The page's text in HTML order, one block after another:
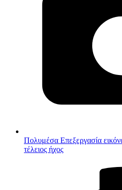
Πολυμέσα Επεξεργασία
τέλειος ήχος